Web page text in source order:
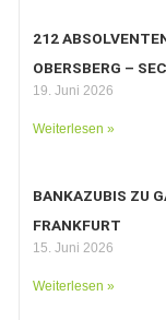
212
OBERSBERG –
19. Juni 2026
Weiterlesen »
BANKAZUBIS ZU
FRANKFURT
15. Juni 2026
Weiterlesen »